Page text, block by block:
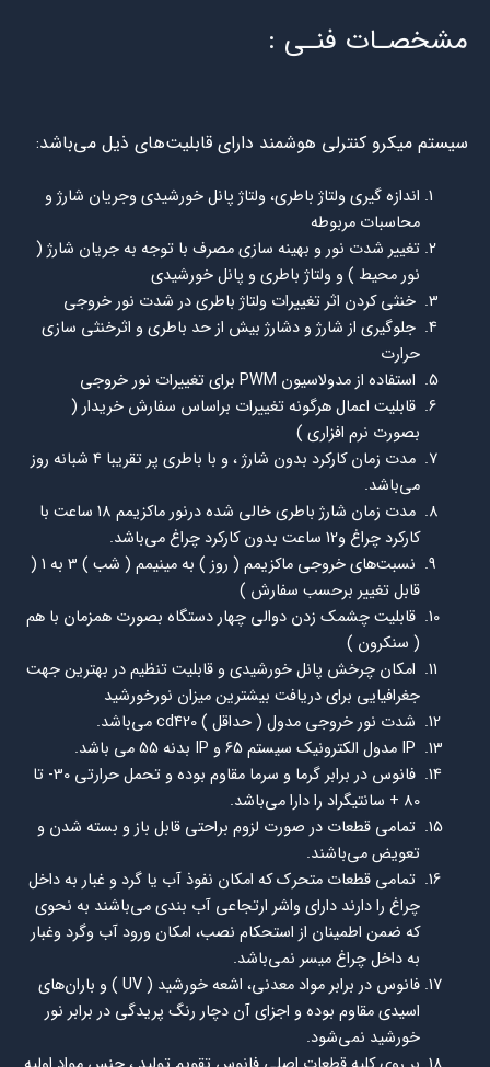
مشخصـات فنـي :
سیستم ميكرو کنترلی هوشمند دارای قابلیت‌های ذیل مي‌باشد:
اندازه گيري ولتاژ باطري، ولتاژ پانل خورشيدي وجريان شارژ و
محاسبات مربوطه
تغيير شدت نور و بهينه سازي مصرف با توجه به جريان شارژ (
نور محيط ) و ولتاژ باطري و پانل خورشيدي
خنثي كردن اثر تغييرات ولتاژ باطري در شدت نور خروجي
جلوگيري از شارژ و دشارژ بيش از حد باطري و اثرخنثي سازي
حرارت
استفاده از مدولاسيون PWM براي تغييرات نور خروجي
قابليت اعمال هرگونه تغييرات براساس سفارش خريدار (
بصورت نرم افزاري )
مدت زمان كاركرد بدون شارژ ، و با باطري پر تقريبا 4 شبانه روز
مي‌باشد.
مدت زمان شارژ باطري خالي شده درنور ماكزيمم 18 ساعت با
كاركرد چراغ و12 ساعت بدون كاركرد چراغ مي‌باشد.
نسبت‌هاي خروجي ماكزيمم ( روز ) به مينيمم ( شب ) 3 به 1 (
قابل تغيير برحسب سفارش )
قابليت چشمك زدن دوالي چهار دستگاه بصورت همزمان با هم
( سنكرون )
امكان چرخش پانل خورشيدي و قابليت تنظيم در بهترين جهت
جغرافيايي براي دريافت بيشترين ميزان نورخورشيد
شدت نور خروجي مدول ( حداقل ) cd420 مي‌باشد.
IP مدول الكترونيك سيستم 65 و IP بدنه 55 مي باشد.
فانوس در برابر گرما و سرما مقاوم بوده و تحمل حرارتي 30- تا
80 + سانتيگراد را دارا مي‌باشد.
تمامي قطعات در صورت لزوم براحتي قابل باز و بسته شدن و
تعويض مي‌باشند.
تمامي قطعات متحرك كه امكان نفوذ آب يا گرد و غبار به داخل
چراغ را دارند داراي واشر ارتجاعي آب بندي مي‌باشند به نحوي
كه ضمن اطمينان از استحكام نصب، امكان ورود آب وگرد وغبار
به داخل چراغ ميسر نمي‌باشد.
فانوس در برابر مواد معدني، اشعه خورشيد ( UV ) و باران‌هاي
اسيدي مقاوم بوده و اجزای آن دچار رنگ پریدگی در برابر نور
خورشيد نمي‌شود.